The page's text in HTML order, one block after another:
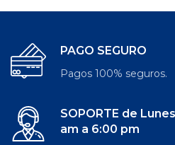
PAGO SEGURO
Pagos 100% seguros.
SOPORTE de
am a 6:00 pm